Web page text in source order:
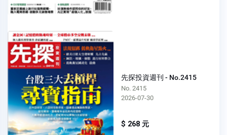
先探投資週刊 - No.2415
No. 2415
2026-07-30
$ 268 元